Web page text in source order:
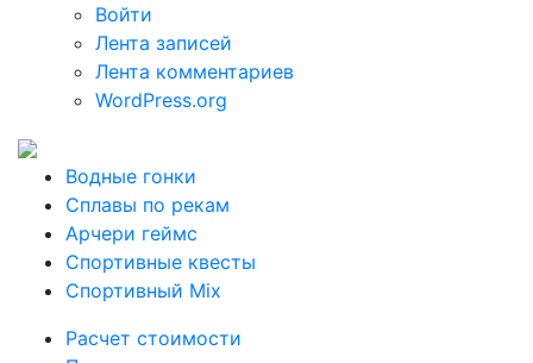
Войти
Лента записей
Лента комментариев
WordPress.org
Водные гонки
Сплавы по рекам
Арчери геймс
Спортивные квесты
Спортивный Mix
Расчет стоимости